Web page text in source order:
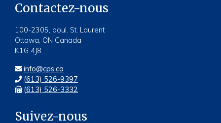
Contactez-nous
100-2305, boul. St. Laurent
Ottawa, ON Canada
K1G 4J8
info@cps.ca
(613) 526-9397
(613) 526-3332
Suivez-nous